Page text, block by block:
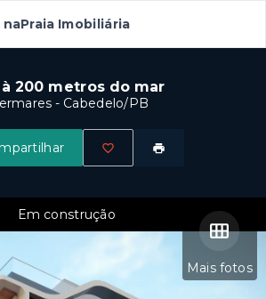
naPraia Imobiliária
200 metros do mar
- Cabedelo/PB
Mais fotos
Em construção